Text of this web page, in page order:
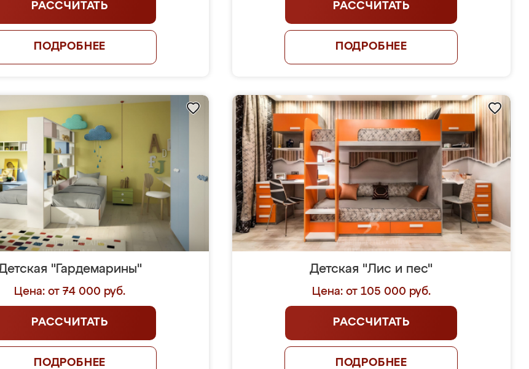
РАССЧИТАТЬ
ПОДРОБНЕЕ
РАССЧИТАТЬ
ПОДРОБНЕЕ
"Гардемарины"
Цена: от 74 000 руб.
РАССЧИТАТЬ
ПОДРОБНЕЕ
Детская "Лис и пес"
Цена: от 105 000 руб.
РАССЧИТАТЬ
ПОДРОБНЕЕ